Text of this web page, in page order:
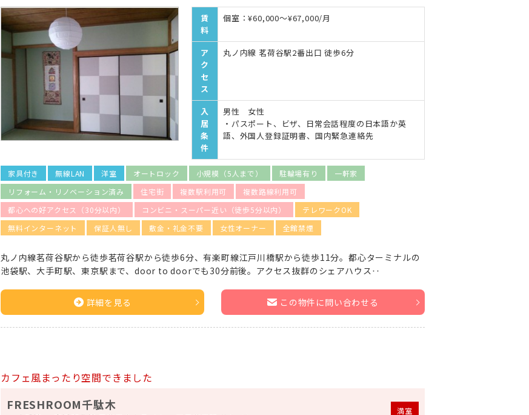
賃
料
個室：¥60,000～¥67,000/月
ア
ク
セ
ス
丸ノ内線 茗荷谷駅2番出口 徒歩6分
入
居
条
件
男性 女性
・パスポート、ビザ、日常会話程度の日本語か英
語、外国人登録証明書、国内緊急連絡先
家具付き 無線LAN 洋室 オートロック 小規模（5人まで） 駐輪場有り
一軒家
リフォーム・リノベーション済み
住宅街 複数駅利用可
複数路線利用可
都心への好アクセス（30分以内）
コンビニ・スーパー近い（徒歩5分以内）
テレワークOK
無料インターネット
保証人無し 敷金・礼金不要 女性オーナー 全館禁煙
丸ノ内線茗荷谷駅から徒歩茗荷谷駅から徒歩6分、有楽町線江戸川橋駅から徒歩11分。都心ターミナルの
池袋駅、大手町駅、東京駅まで、door to doorでも30分前後。アクセス抜群のシェアハウス‥
詳細を見る この物件に問い合わせる
カフェ風まったり空間できました
FRESHROOM千駄木 満室